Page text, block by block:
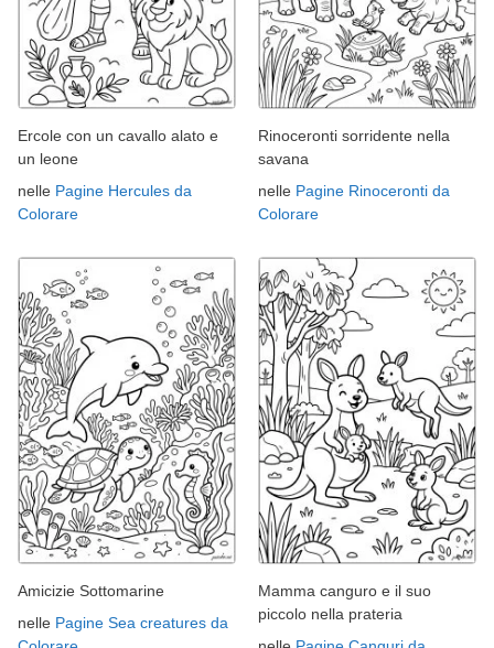
Ercole con un cavallo alato e
un leone
nelle Pagine Hercules da
Colorare
Rinoceronti sorridente nella
savana
nelle Pagine Rinoceronti da
Colorare
Amicizie Sottomarine
nelle Pagine Sea creatures da
Mamma canguro e il suo
piccolo nella prateria